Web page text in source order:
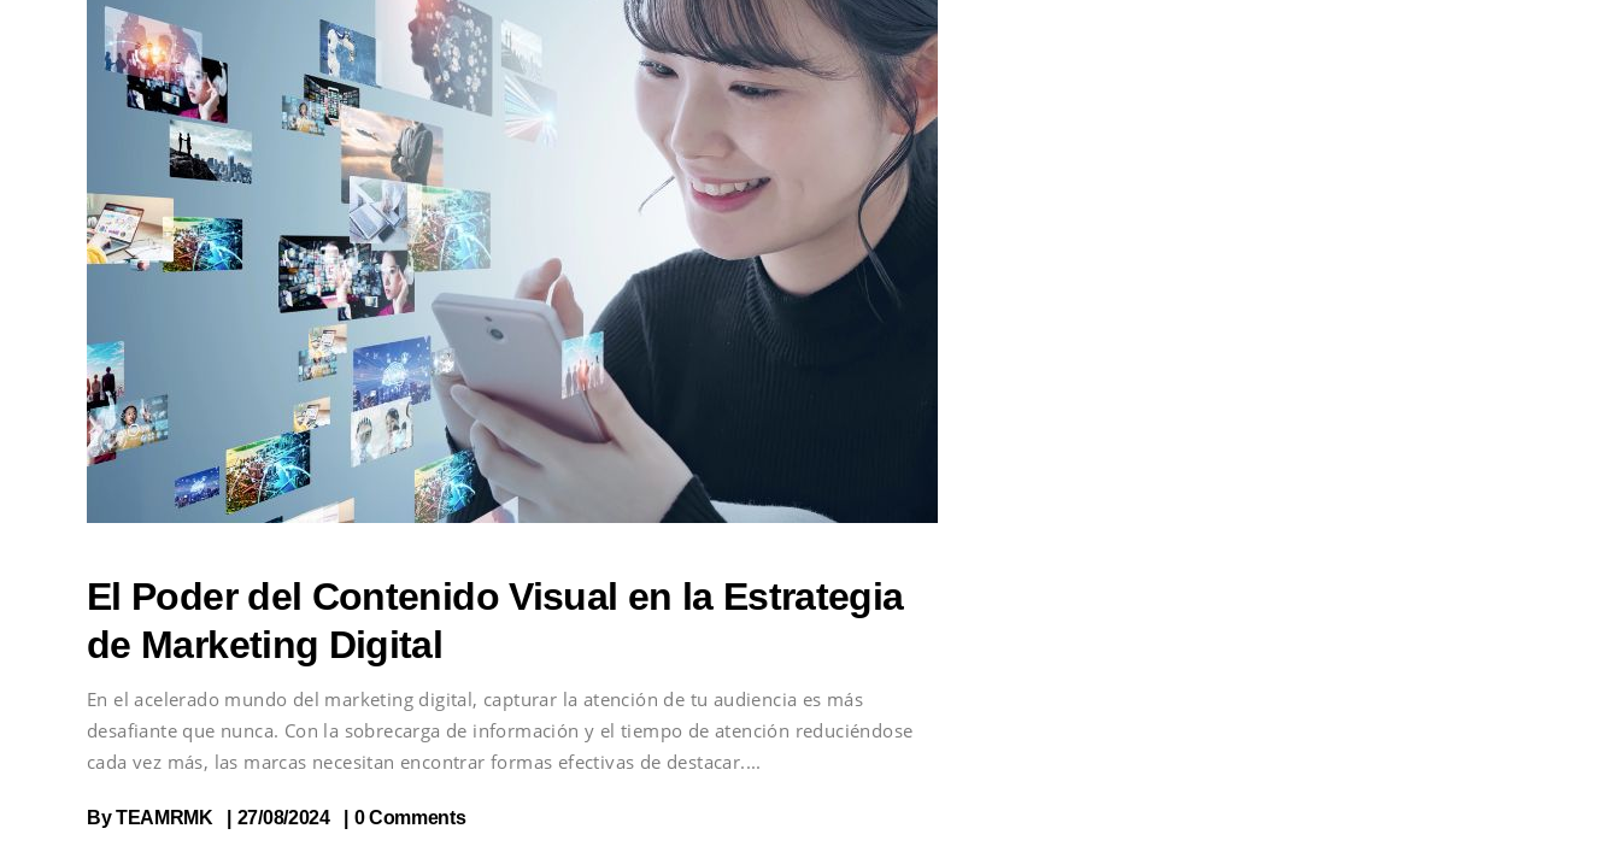
El Poder del Contenido Visual en la Estrategia
de Marketing Digital
En el acelerado mundo del marketing digital, capturar la atención de tu audiencia es más
desafiante que nunca. Con la sobrecarga de información y el tiempo de atención reduciéndose
cada vez más, las marcas necesitan encontrar formas efectivas de destacar.
ByTEAMRMK 27/08/2024 0 Comments